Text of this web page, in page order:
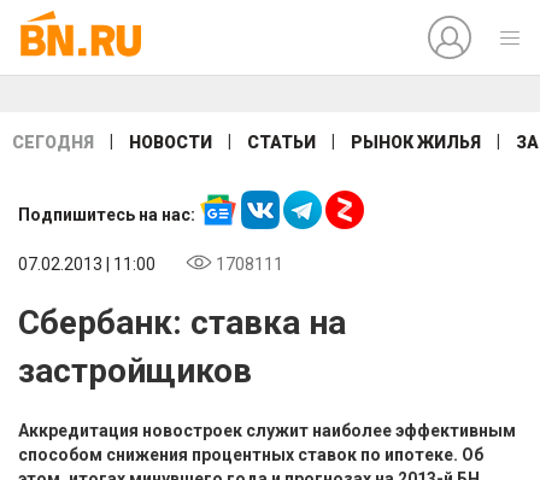
СЕГОДНЯ НОВОСТИ СТАТЬИ РЫНОК ЖИЛЬЯ
Подпишитесь на нас:
07.02.2013 | 11:00 1708111
Сбербанк: ставка на
застройщиков
Аккредитация новостроек служит наиболее эффективным
способом снижения процентных ставок по ипотеке. Об